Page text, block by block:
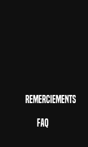
Remerciements
FAQ